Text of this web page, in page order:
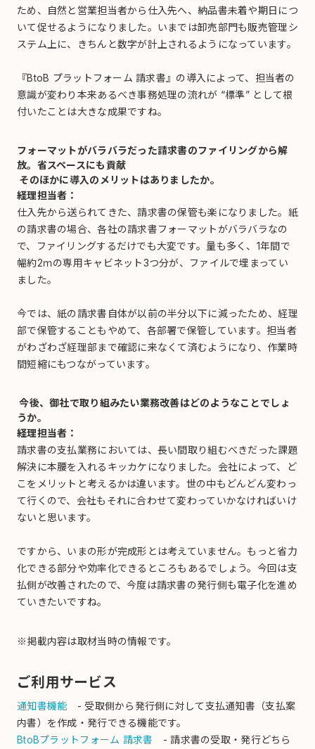
ため、自然と営業担当者から仕入先へ、納品書未着や期日につ
いて促せるようになりました。いまでは卸売部門も販売管理シ
ステム上に、きちんと数字が計上されるようになっています。
『BtoB プラットフォーム 請求書』の導入によって、担当者の
意識が変わり本来あるべき事務処理の流れが “標準” として根
付いたことは大きな成果ですね。
フォーマットがバラバラだった請求書のファイリングから解
放。省スペースにも貢献
そのほかに導入のメリットはありましたか。
経理担当者：
仕入先から送られてきた、請求書の保管も楽になりました。紙
の請求書の場合、各社の請求書フォーマットがバラバラなの
で、ファイリングするだけでも大変です。量も多く、1年間で
幅約2ｍの専用キャビネット3つ分が、ファイルで埋まってい
ました。
今では、紙の請求書自体が以前の半分以下に減ったため、経理
部で保管することもやめて、各部署で保管しています。担当者
がわざわざ経理部まで確認に来なくて済むようになり、作業時
間短縮にもつながっています。
今後、御社で取り組みたい業務改善はどのようなことでしょ
うか。
経理担当者：
請求書の支払業務においては、長い間取り組むべきだった課題
解決に本腰を入れるキッカケになりました。会社によって、ど
こをメリットと考えるかは違います。世の中もどんどん変わっ
て行くので、会社もそれに合わせて変わっていかなければいけ
ないと思います。
ですから、いまの形が完成形とは考えていません。もっと省力
化できる部分や効率化できるところもあるでしょう。今回は支
払側が改善されたので、今度は請求書の発行側も電子化を進め
ていきたいですね。
※掲載内容は取材当時の情報です。
ご利用サービス
通知書機能 - 受取側から発行側に対して支払通知書（支払案
内書）を作成・発行できる機能です。
BtoBプラットフォーム 請求書 - 請求書の受取・発行どちら